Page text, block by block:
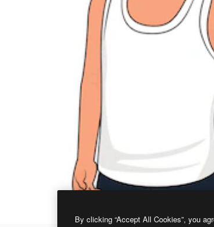
By clicking “Accept All Cookies”, you